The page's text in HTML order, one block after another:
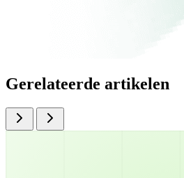
Gerelateerde artikelen